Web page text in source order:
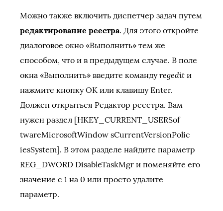
Можно также включить диспетчер задач путем
редактирование реестра. Для этого откройте
диалоговое окно «Выполнить» тем же
способом, что и в предыдущем случае. В поле
окна «Выполнить» введите командуregedit и
нажмите кнопку OK или клавишу Enter.
Должен открыться Редактор реестра. Вам
нужен раздел [HKEY_CURRENT_USERSof
twareMicrosoftWindow sCurrentVersionPolic
iesSystem]. В этом разделе найдите параметр
REG_DWORD DisableTaskMgr и поменяйте его
значение с 1 на 0 или просто удалите
параметр.